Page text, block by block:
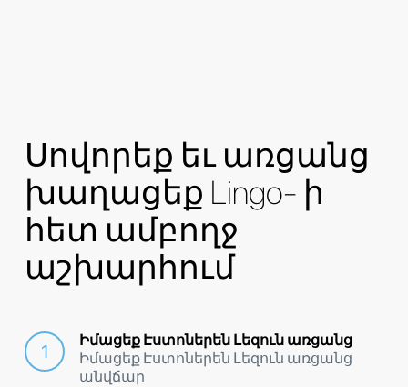
Սովորեք եւ առցանց
խաղացեք Lingo- ի
հետ ամբողջ
աշխարհում
Իմացեք Էստոներեն Լեզուն առցանց
Իմացեք Էստոներեն Լեզուն առցանց
անվճար